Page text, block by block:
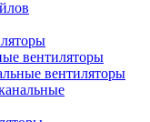
вентиляторы
вентиляторы